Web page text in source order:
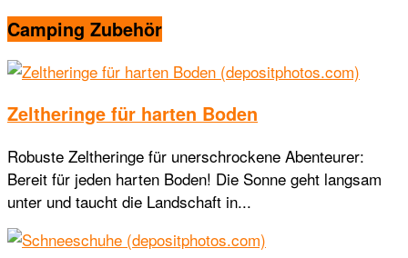
Camping Zubehör
Zeltheringe für harten Boden
Robuste Zeltheringe für unerschrockene Abenteurer:
Bereit für jeden harten Boden! Die Sonne geht langsam
unter und taucht die Landschaft in...